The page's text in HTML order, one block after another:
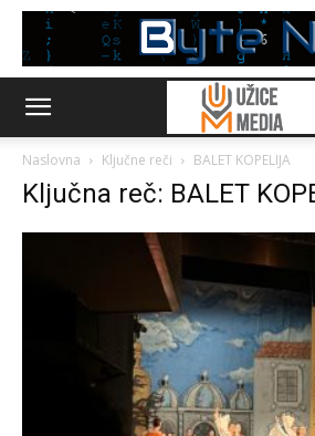
Naslovna Ključne reči BALET KOPELIJA
Ključna reč: BALET